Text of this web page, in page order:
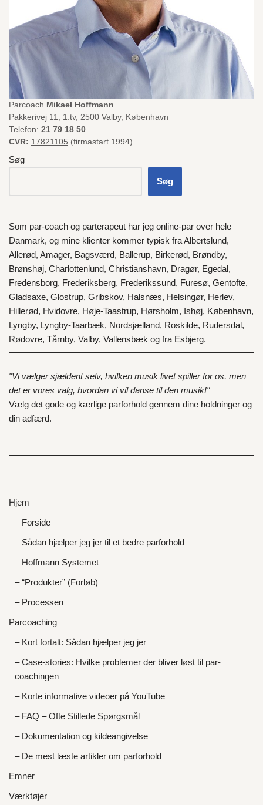
Parcoach Mikael Hoffmann
Pakkerivej 11, 1.tv, 2500 Valby, København
Telefon: 21 79 18 50
CVR: 17821105 (firmastart 1994)
Søg
Søg
Som par-coach og parterapeut har jeg online-par over hele
Danmark, og mine klienter kommer typisk fraAlbertslund,
Allerød, Amager, Bagsværd, Ballerup, Birkerød, Brøndby,
Brønshøj, Charlottenlund, Christianshavn, Dragør, Egedal,
Fredensborg, Frederiksberg, Frederikssund, Furesø, Gentofte,
Gladsaxe, Glostrup, Gribskov, Halsnæs, Helsingør, Herlev,
Hillerød, Hvidovre, Høje-Taastrup, Hørsholm, Ishøj, København,
Lyngby, Lyngby-Taarbæk, Nordsjælland, Roskilde, Rudersdal,
Rødovre, Tårnby, Valby, Vallensbæk og fra Esbjerg.
"Vi vælger sjældent selv, hvilken musik livet spiller for os, men
det er vores valg, hvordan vi vil danse til den musik!"
Vælg det gode og kærlige parforhold gennem dine holdninger og
din adfærd.
Hjem
– Forside
– Sådan hjælper jeg jer til et bedre parforhold
– Hoffmann Systemet
– “Produkter” (Forløb)
– Processen
Parcoaching
– Kort fortalt: Sådan hjælper jeg jer
– Case-stories: Hvilke problemer der bliver løst til par-
coachingen
– Korte informative videoer på YouTube
– FAQ – Ofte Stillede Spørgsmål
– Dokumentation og kildeangivelse
– De mest læste artikler om parforhold
Emner
Værktøjer